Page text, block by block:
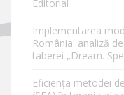
Editorial
Implementarea
România: analiză
taberei „Dream.
Eficiența metodei